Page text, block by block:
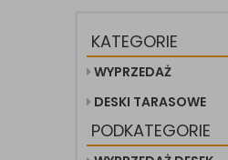
KATEGORIE
WYPRZEDAŻ
DESKI TARASOWE
PODKATEGORIE